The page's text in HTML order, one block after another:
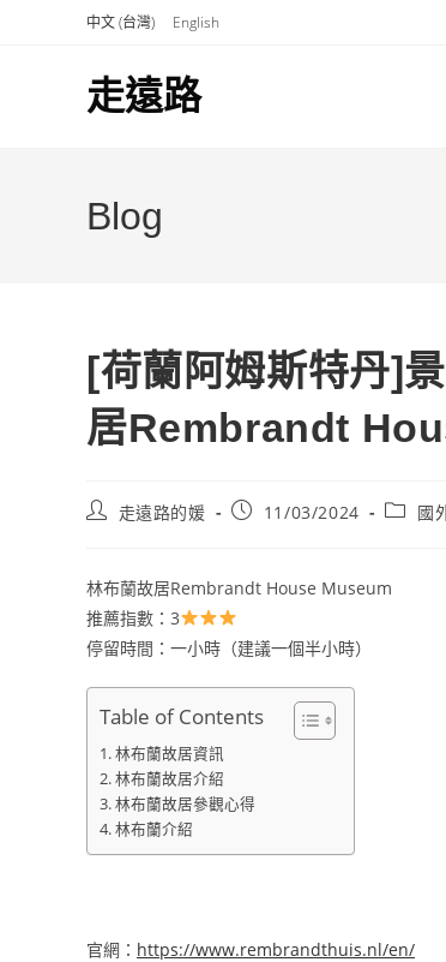
中文 (台灣) English
走遠路
Blog
[荷蘭阿姆斯特丹]
居Rembrandt
Post走遠路的媛
Post11/03/2024
Post國
林布蘭故居Rembrandt House Museum
推薦指數：3
停留時間：一小時（建議一個半小時）
Table of Contents
林布蘭故居資訊
林布蘭故居介紹
林布蘭故居參觀心得
林布蘭介紹
官網： https://www.rembrandthuis.nl/en/